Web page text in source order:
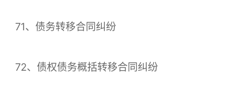
71、债务转移合同纠纷
72、债权债务概括转移合同纠纷